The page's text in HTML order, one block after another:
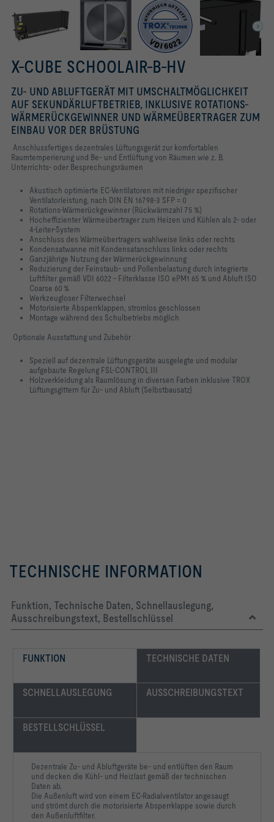
X-CUBE SCHOOLAIR-B-HV
ZU- UND ABLUFTGERÄT MIT UMSCHALTMÖGLICHKEIT
AUF SEKUNDÄRLUFTBETRIEB, INKLUSIVE ROTATIONS-
WÄRMERÜCKGEWINNER UND WÄRMEÜBERTRAGER ZUM
EINBAU VOR DER BRÜSTUNG
Anschlussfertiges dezentrales Lüftungsgerät zur komfortablen
Raumtemperierung und Be- und Entlüftung von Räumen wie z. B.
Unterrichts- oder Besprechungsräumen
Akustisch optimierte EC-Ventilatoren mit niedriger spezifischer
Ventilatorleistung, nach DIN EN 16798-3 SFP = 0
Rotations-Wärmerückgewinner (Rückwärmzahl 75 %)
Hocheffizienter Wärmeübertrager zum Heizen und Kühlen als 2- oder
4-Leiter-System
Anschluss des Wärmeübertragers wahlweise links oder rechts
Kondensatwanne mit Kondensatanschluss links oder rechts
Ganzjährige Nutzung der Wärmerückgewinnung
Reduzierung der Feinstaub- und Pollenbelastung durch integrierte
Luftfilter gemäß VDI 6022 – Filterklasse ISO ePM1 65 % und Abluft ISO
Coarse 60 %
Werkzeugloser Filterwechsel
Motorisierte Absperrklappen, stromlos geschlossen
Montage während des Schulbetriebs möglich
Optionale Ausstattung und Zubehör
Speziell auf dezentrale Lüftungsgeräte ausgelegte und modular
aufgebaute Regelung FSL-CONTROL III
Holzverkleidung als Raumlösung in diversen Farben inklusive TROX
Lüftungsgittern für Zu- und Abluft (Selbstbausatz)
TECHNISCHE INFORMATION
Funktion, Technische Daten, Schnellauslegung,
Ausschreibungstext, Bestellschlüssel
FUNKTION TECHNISCHE DATEN
SCHNELLAUSLEGUNG AUSSCHREIBUNGSTEXT
BESTELLSCHLÜSSEL
Dezentrale Zu- und Abluftgeräte be- und entlüften den Raum
und decken die Kühl- und Heizlast gemäß der technischen
Daten ab.
Die Außenluft wird von einem EC-Radialventilator angesaugt
und strömt durch die motorisierte Absperrklappe sowie durch
den Außenluftfilter.